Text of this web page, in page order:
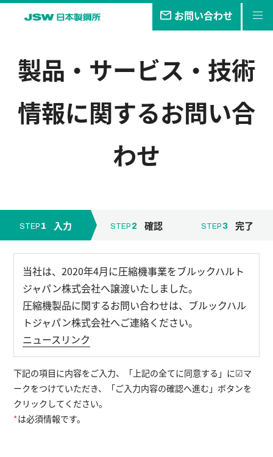
お問い合わせ
事業・製品
技報
採用情報
English お問い合わせ
製品・サービス・技術
情報に関するお問い合
わせ
STEP 1 入力 STEP 2 確認 STEP 3 完了
当社は、2020年4月に圧縮機事業をブルックハルト
ジャパン株式会社へ譲渡いたしました。
圧縮機製品に関するお問い合わせは、ブルックハル
トジャパン株式会社へご連絡ください。
ニュースリンク
下記の項目に内容をご入力、「上記の全てに同意する」に☑マ
ークをつけていただき、「ご入力内容の確認へ進む」ボタンを
クリックしてください。
*は必須情報です。